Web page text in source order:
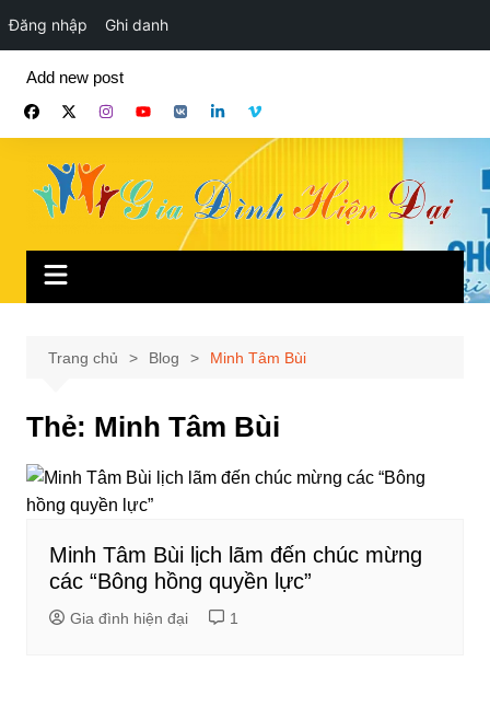
Đăng nhập Ghi danh
phần
Add new post
Trang chủ Blog Minh Tâm Bùi
Thẻ: Minh Tâm Bùi
Minh Tâm Bùi lịch lãm đến chúc mừng
các “Bông hồng quyền lực”
Gia đình hiện đại 1